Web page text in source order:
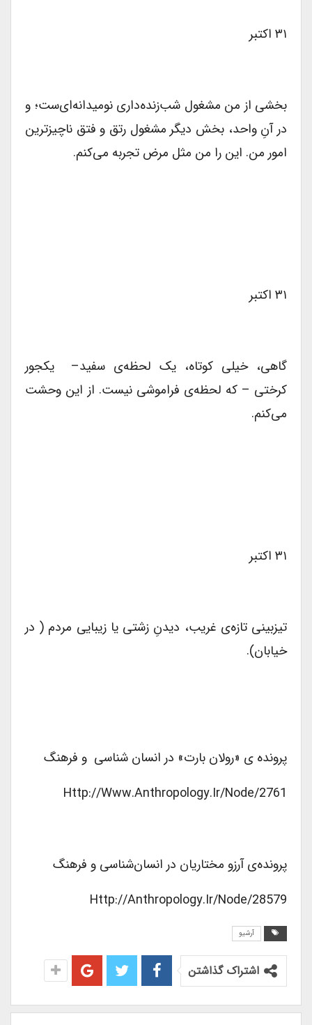
۳۱ اکتبر
بخشی از من مشغول شب‌زنده‌داری نومیدانه‌ای‌ست؛ و
در آنِ واحد، بخش دیگر مشغول رتق و فتق ناچیزترین
امور من. این را من مثل مرض تجربه‌ می‌کنم.
۳۱ اکتبر
گاهی، خیلی کوتاه، یک لحظه‌ی سفید– یکجور
کرختی – که لحظه‌‌ی فراموشی نیست. از این وحشت
می‌کنم.
۳۱ اکتبر
تیزبینی تازه‌ی غریب، دیدنِ زشتی یا زیبایی مردم ( در
خیابان).
پرونده ی «رولان بارت» در انسان شناسی و فرهنگ
Http://www.anthropology.ir/node/2761
پرونده‌ی آرزو مختاریان در انسان‌شناسی و فرهنگ
Http://anthropology.ir/node/28579
آرشیو
اشتراک گذاشتن